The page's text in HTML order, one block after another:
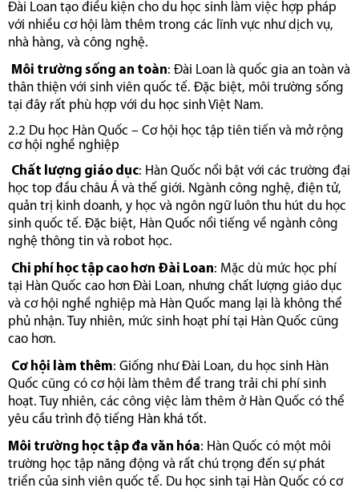
Đài Loan tạo điều kiện cho du học sinh làm việc hợp pháp
với nhiều cơ hội làm thêm trong các lĩnh vực như dịch vụ,
nhà hàng, và công nghệ.
Môi trường sống an toàn: Đài Loan là quốc gia an toàn và
thân thiện với sinh viên quốc tế. Đặc biệt, môi trường sống
tại đây rất phù hợp với du học sinh Việt Nam.
2.2 Du học Hàn Quốc – Cơ hội học tập tiên tiến và mở rộng
cơ hội nghề nghiệp
Chất lượng giáo dục: Hàn Quốc nổi bật với các trường đại
học top đầu châu Á và thế giới. Ngành công nghệ, điện tử,
quản trị kinh doanh, y học và ngôn ngữ luôn thu hút du học
sinh quốc tế. Đặc biệt, Hàn Quốc nổi tiếng về ngành công
nghệ thông tin và robot học.
Chi phí học tập cao hơn Đài Loan: Mặc dù mức học phí
tại Hàn Quốc cao hơn Đài Loan, nhưng chất lượng giáo dục
và cơ hội nghề nghiệp mà Hàn Quốc mang lại là không thể
phủ nhận. Tuy nhiên, mức sinh hoạt phí tại Hàn Quốc cũng
cao hơn.
Cơ hội làm thêm: Giống như Đài Loan, du học sinh Hàn
Quốc cũng có cơ hội làm thêm để trang trải chi phí sinh
hoạt. Tuy nhiên, các công việc làm thêm ở Hàn Quốc có thể
yêu cầu trình độ tiếng Hàn khá tốt.
Môi trường học tập đa văn hóa: Hàn Quốc có một môi
trường học tập năng động và rất chú trọng đến sự phát
triển của sinh viên quốc tế. Du học sinh tại Hàn Quốc có cơ